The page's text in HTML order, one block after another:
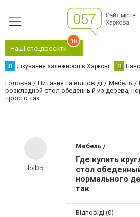
Наші спецпроєкти
18
Л Лікування залежності в Харкові П
Головна Питання та відповіді Мебель
розкладной стол обеденный из дерева,
просто так
loll35
Мебель /
Где купить
стол
нормального
так
Відповіді (0)